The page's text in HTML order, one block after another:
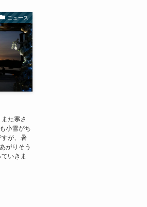
ニュース
た寒さ
小雪がち
すが、暑
がりそう
いきま